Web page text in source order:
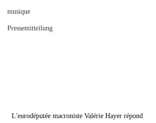
musique
Pressemitteilung
L'eurodéputée macroniste Valérie Hayer répond